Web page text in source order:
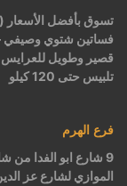
تسوق بأفضل الأسعار
فساتين شتوي وصيفي
قصير وطويل للعرايس
تلبيس حتى 120 كيلو
فرع الهرم
9 شارع ابو الفدا
الموازي لشارع عز